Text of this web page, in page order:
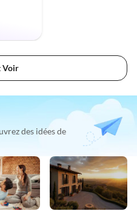
Voir
des idées de